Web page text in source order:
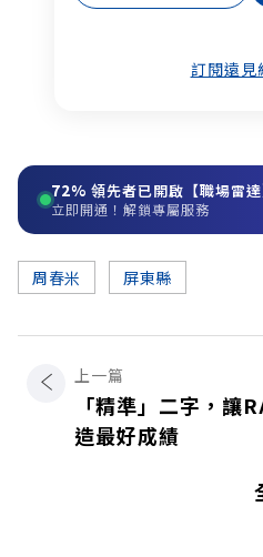
訂閱遠見
72% 領先者已開啟【職場雷達
立即開通！解鎖專屬服務
周春米 屏東縣
上一篇
「精準」二字，讓
造最好成績